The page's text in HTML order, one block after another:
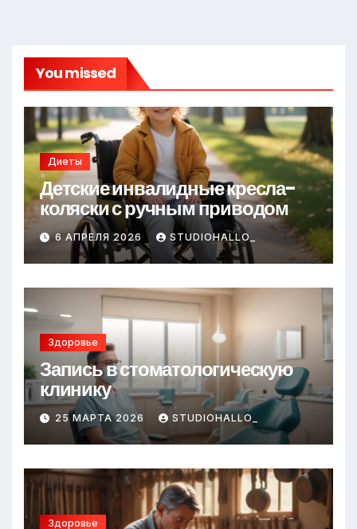
You missed
Диеты
Детские инвалидные кресла-
коляски с ручным приводом
6 АПРЕЛЯ 2026 STUDIOHALLO_
Здоровье
Запись в стоматологическую
клинику
25 МАРТА 2026 STUDIOHALLO_
Здоровье